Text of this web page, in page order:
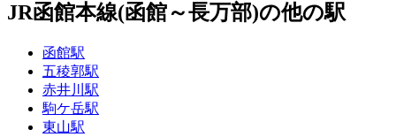
JR函館本線(函館～長万部)の他の駅
函館駅
五稜郭駅
赤井川駅
駒ケ岳駅
東山駅